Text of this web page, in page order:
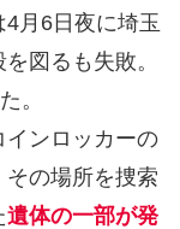
月6日夜に埼玉
図るも失敗。
。
インロッカーの
その場所を捜索
遺体の一部が発